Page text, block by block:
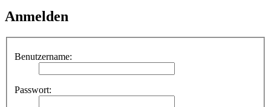
Anmelden
Benutzername:
Passwort: